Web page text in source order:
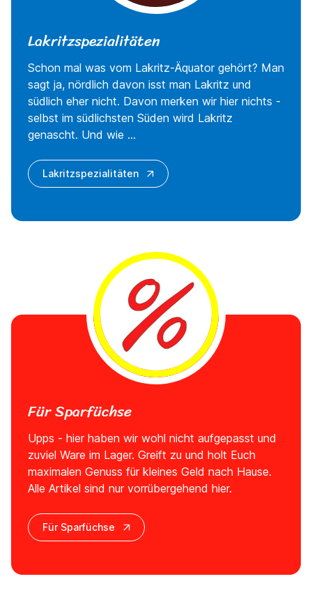
Lakritzspezialitäten
Schon mal was vom Lakritz-Äquator gehört? Man
sagt ja, nördlich davon isst man Lakritz und
südlich eher nicht. Davon merken wir hier nichts -
selbst im südlichsten Süden wird Lakritz
genascht. Und wie ...
Lakritzspezialitäten
Für Sparfüchse
Upps - hier haben wir wohl nicht aufgepasst und
zuviel Ware im Lager. Greift zu und holt Euch
maximalen Genuss für kleines Geld nach Hause.
Alle Artikel sind nur vorrübergehend hier.
Für Sparfüchse